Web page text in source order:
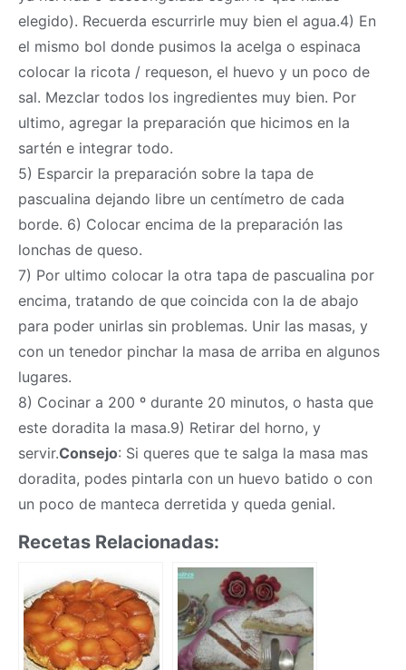
elegido). Recuerda escurrirle muy bien el agua.4) En
el mismo bol donde pusimos la acelga o espinaca
colocar la ricota / requeson, el huevo y un poco de
sal. Mezclar todos los ingredientes muy bien. Por
ultimo, agregar la preparación que hicimos en la
sartén e integrar todo.
5) Esparcir la preparación sobre la tapa de
pascualina dejando libre un centímetro de cada
borde. 6) Colocar encima de la preparación las
lonchas de queso.
7) Por ultimo colocar la otra tapa de pascualina por
encima, tratando de que coincida con la de abajo
para poder unirlas sin problemas. Unir las masas, y
con un tenedor pinchar la masa de arriba en algunos
lugares.
8) Cocinar a 200 º durante 20 minutos, o hasta que
este doradita la masa.9) Retirar del horno, y
servir.Consejo: Si queres que te salga la masa mas
doradita, podes pintarla con un huevo batido o con
un poco de manteca derretida y queda genial.
Recetas Relacionadas: